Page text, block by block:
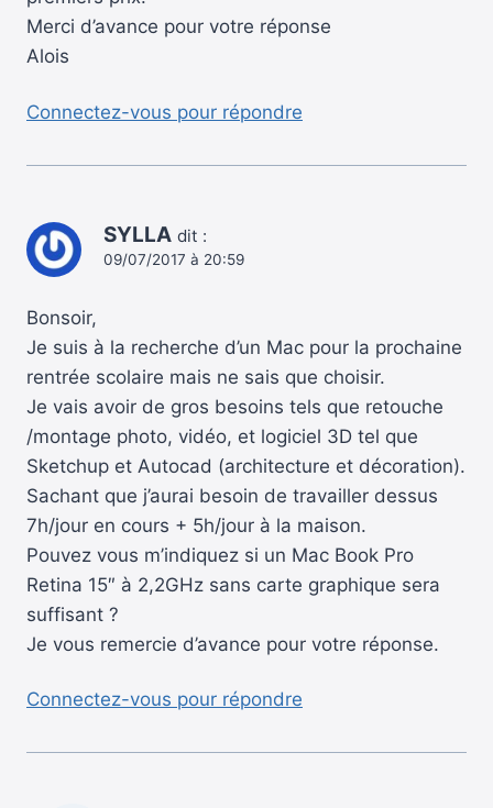
Merci d’avance pour votre réponse
Alois
Connectez-vous pour répondre
SYLLA dit :
09/07/2017 à 20:59
Bonsoir,
Je suis à la recherche d’un Mac pour la prochaine
rentrée scolaire mais ne sais que choisir.
Je vais avoir de gros besoins tels que retouche
/montage photo, vidéo, et logiciel 3D tel que
Sketchup et Autocad (architecture et décoration).
Sachant que j’aurai besoin de travailler dessus
7h/jour en cours + 5h/jour à la maison.
Pouvez vous m’indiquez si un Mac Book Pro
Retina 15″ à 2,2GHz sans carte graphique sera
suffisant ?
Je vous remercie d’avance pour votre réponse.
Connectez-vous pour répondre